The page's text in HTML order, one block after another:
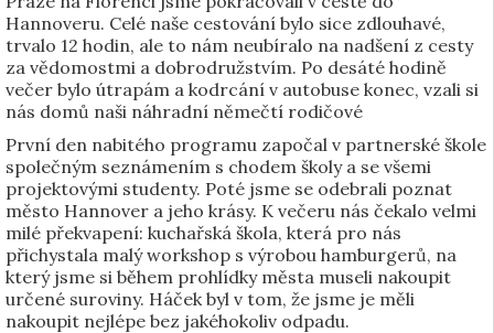
Hannoveru. Celé naše cestování bylo sice zdlouhavé,
trvalo 12 hodin, ale to nám neubíralo na nadšení z cesty
za vědomostmi a dobrodružstvím. Po desáté hodině
večer bylo útrapám a kodrcání v autobuse konec, vzali si
nás domů naši náhradní němečtí rodičové
První den nabitého programu započal v partnerské škole
společným seznámením s chodem školy a se všemi
projektovými studenty. Poté jsme se odebrali poznat
město Hannover a jeho krásy. K večeru nás čekalo velmi
milé překvapení: kuchařská škola, která pro nás
přichystala malý workshop s výrobou hamburgerů, na
který jsme si během prohlídky města museli nakoupit
určené suroviny. Háček byl v tom, že jsme je měli
nakoupit nejlépe bez jakéhokoliv odpadu.